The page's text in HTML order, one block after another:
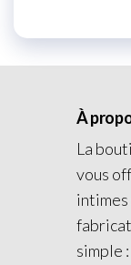
À
La
vous
intimes
simple